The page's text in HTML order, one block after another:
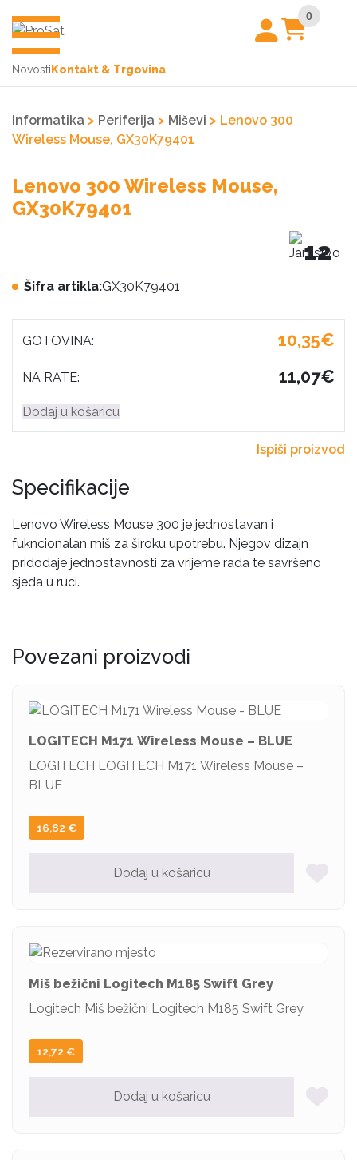
0
Novosti Kontakt & Trgovina
Informatika > Periferija > Miševi > Lenovo 300
Wireless Mouse, GX30K79401
Lenovo 300 Wireless Mouse,
GX30K79401
Šifra artikla:GX30K79401
GOTOVINA: 10,35€
NA RATE: 11,07€
Dodaj u košaricu
Ispiši proizvod
Specifikacije
Lenovo Wireless Mouse 300 je jednostavan i
fukncionalan miš za široku upotrebu. Njegov dizajn
pridodaje jednostavnosti za vrijeme rada te savršeno
sjeda u ruci.
Povezani proizvodi
LOGITECH M171 Wireless Mouse – BLUE
LOGITECH LOGITECH M171 Wireless Mouse –
BLUE
16,82 €
Dodaj u košaricu
Miš bežični Logitech M185 Swift Grey
Logitech Miš bežični Logitech M185 Swift Grey
12,72 €
Dodaj u košaricu
12